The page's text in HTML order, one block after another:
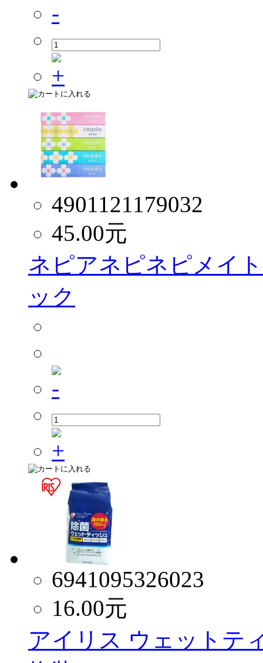
4901121179032
45.00元
ネピアネピネピメイ
ック
6941095326023
16.00元
アイリス ウェットテ